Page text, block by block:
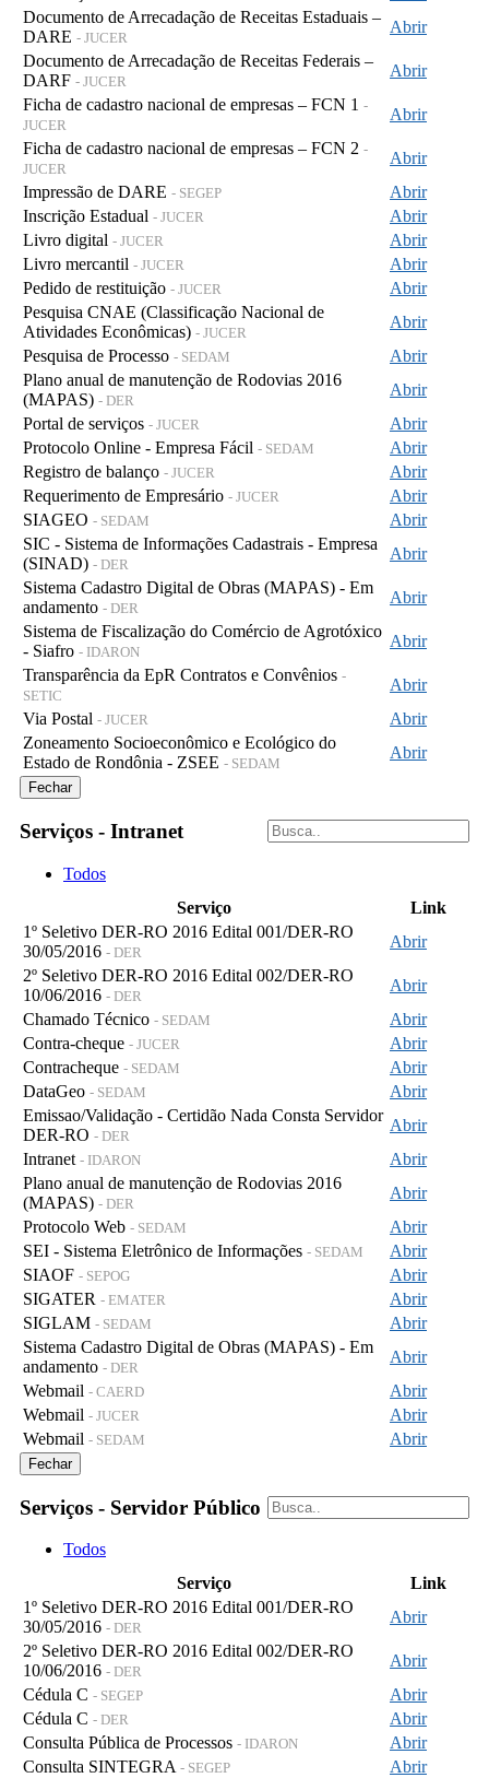
Documento de Arrecadação de Receitas Estaduais –
DARE - JUCER
Abrir
Documento de Arrecadação de Receitas Federais –
DARF - JUCER
Abrir
Ficha de cadastro nacional de empresas – FCN 1 -
JUCER
Abrir
Ficha de cadastro nacional de empresas – FCN 2 -
JUCER
Abrir
Impressão de DARE - SEGEP
Abrir
Inscrição Estadual - JUCER
Abrir
Livro digital - JUCER
Abrir
Livro mercantil - JUCER
Abrir
Pedido de restituição - JUCER
Abrir
Pesquisa CNAE (Classificação Nacional de
Atividades Econômicas) - JUCER
Abrir
Pesquisa de Processo - SEDAM
Abrir
Plano anual de manutenção de Rodovias 2016
(MAPAS) - DER
Abrir
Portal de serviços - JUCER
Abrir
Protocolo Online - Empresa Fácil - SEDAM
Abrir
Registro de balanço - JUCER
Abrir
Requerimento de Empresário - JUCER
Abrir
SIAGEO - SEDAM
Abrir
SIC - Sistema de Informações Cadastrais - Empresa
(SINAD) - DER
Abrir
Sistema Cadastro Digital de Obras (MAPAS) - Em
andamento - DER
Abrir
Sistema de Fiscalização do Comércio de Agrotóxico
- Siafro - IDARON
Abrir
Transparência da EpR Contratos e Convênios -
SETIC
Abrir
Via Postal - JUCER
Abrir
Zoneamento Socioeconômico e Ecológico do
Estado de Rondônia - ZSEE - SEDAM
Abrir
Fechar
Serviços - Intranet
Todos
Serviço
Link
1º Seletivo DER-RO 2016 Edital 001/DER-RO
30/05/2016 - DER
Abrir
2º Seletivo DER-RO 2016 Edital 002/DER-RO
10/06/2016 - DER
Abrir
Chamado Técnico - SEDAM
Abrir
Contra-cheque - JUCER
Abrir
Contracheque - SEDAM
Abrir
DataGeo - SEDAM
Abrir
Emissao/Validação - Certidão Nada Consta Servidor
DER-RO - DER
Abrir
Intranet - IDARON
Abrir
Plano anual de manutenção de Rodovias 2016
(MAPAS) - DER
Abrir
Protocolo Web - SEDAM
Abrir
SEI - Sistema Eletrônico de Informações - SEDAM
Abrir
SIAOF - SEPOG
Abrir
SIGATER - EMATER
Abrir
SIGLAM - SEDAM
Abrir
Sistema Cadastro Digital de Obras (MAPAS) - Em
andamento - DER
Abrir
Webmail - CAERD
Abrir
Webmail - JUCER
Abrir
Webmail - SEDAM Abrir
Fechar
Serviços - Servidor Público
Todos
Serviço
Link
1º Seletivo DER-RO 2016 Edital 001/DER-RO
30/05/2016 - DER
Abrir
2º Seletivo DER-RO 2016 Edital 002/DER-RO
10/06/2016 - DER
Abrir
Cédula C - SEGEP
Abrir
Cédula C - DER
Abrir
Consulta Pública de Processos - IDARON
Abrir
Consulta SINTEGRA - SEGEP
Abrir